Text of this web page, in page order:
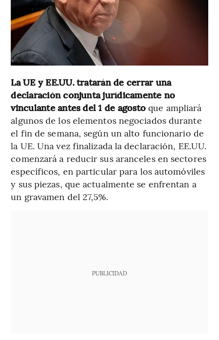
La UE y EE.UU. tratarán de cerrar una
declaración conjunta jurídicamente no
vinculante antes del 1 de agosto que ampliará
algunos de los elementos negociados durante
el fin de semana, según un alto funcionario de
la UE. Una vez finalizada la declaración, EE.UU.
comenzará a reducir sus aranceles en sectores
específicos, en particular para los automóviles
y sus piezas, que actualmente se enfrentan a
un gravamen del 27,5%.
PUBLICIDAD